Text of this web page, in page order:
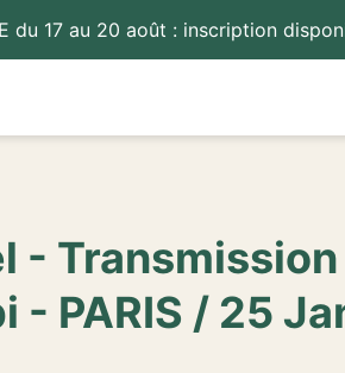
du 17 au 20 août : inscription
- Transmission
- PARIS / 25